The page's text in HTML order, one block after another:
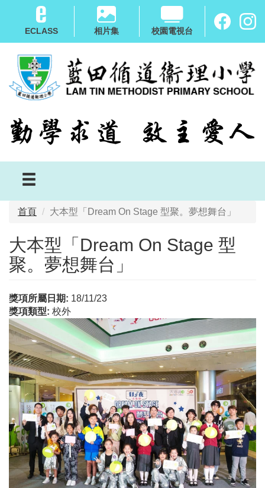
內
ECLASS 相片集 校園電視台
首頁 大本型「Dream On Stage 型聚。夢想舞台」
大本型「Dream On Stage 型
聚。夢想舞台」
獎項所屬日期: 18/11/23
獎項類型: 校外